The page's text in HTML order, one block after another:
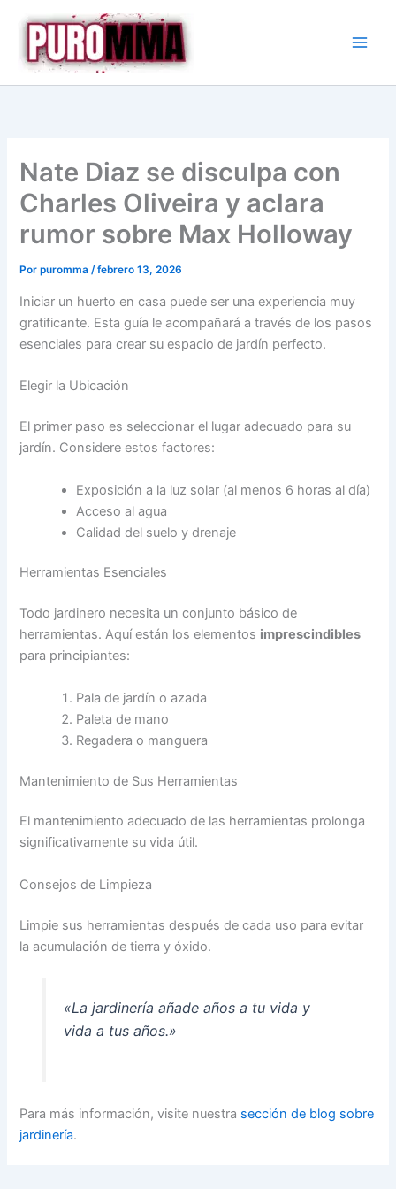
contenido
Nate Diaz se disculpa con
Charles Oliveira y aclara
rumor sobre Max Holloway
Porpuromma/febrero 13, 2026
Iniciar un huerto en casa puede ser una experiencia muy
gratificante. Esta guía le acompañará a través de los pasos
esenciales para crear su espacio de jardín perfecto.
Elegir la Ubicación
El primer paso es seleccionar el lugar adecuado para su
jardín. Considere estos factores:
Exposición a la luz solar (al menos 6 horas al día)
Acceso al agua
Calidad del suelo y drenaje
Herramientas Esenciales
Todo jardinero necesita un conjunto básico de
herramientas. Aquí están los elementos imprescindibles
para principiantes:
Pala de jardín o azada
Paleta de mano
Regadera o manguera
Mantenimiento de Sus Herramientas
El mantenimiento adecuado de las herramientas prolonga
significativamente su vida útil.
Consejos de Limpieza
Limpie sus herramientas después de cada uso para evitar
la acumulación de tierra y óxido.
«La jardinería añade años a tu vida y
vida a tus años.»
Para más información, visite nuestra sección de blog sobre
jardinería.